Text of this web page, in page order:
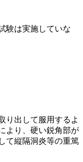
験は実施していな
り出して服用するよ
より、硬い鋭角部が
て縦隔洞炎等の重篤